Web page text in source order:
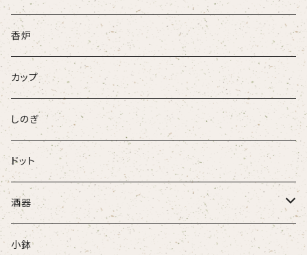
ネコ
ウサギ
パンダ
香炉
カップ
しのぎ
ドット
酒器
ぐい吞
小鉢